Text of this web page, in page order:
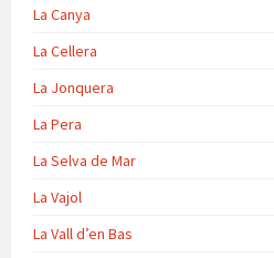
La Canya
La Cellera
La Jonquera
La Pera
La Selva de Mar
La Vajol
La Vall d’en Bas